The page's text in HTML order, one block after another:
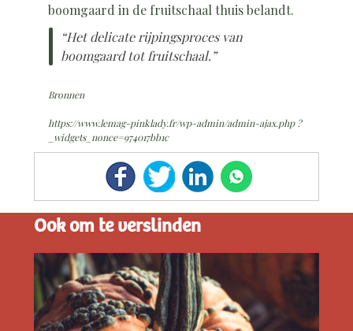
boomgaard in de fruitschaal thuis belandt.
“Het delicate rijpingsproces van
boomgaard tot fruitschaal.”
Bronnen
https://www.lemag-pinklady.fr/wp-admin/admin-ajax.php ?
_widgets_nonce=974017bb1c
Ook om te verslinden